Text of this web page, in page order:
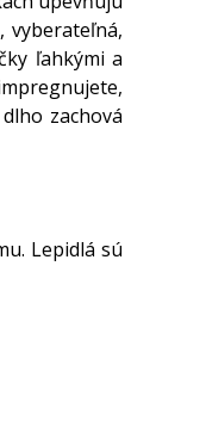
vyberateľná,
ľahkými a
zachová
Lepidlá sú